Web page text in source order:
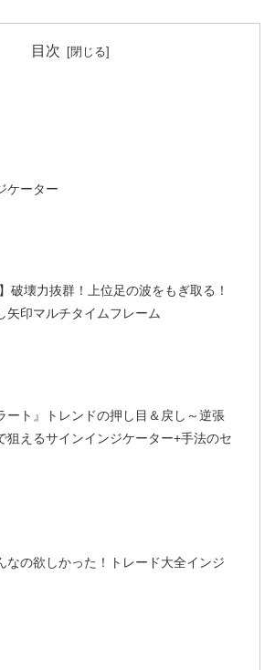
目次
ケーター
破壊力抜群！上位足の波をもぎ取る！
矢印マルチタイムフレーム
ート』トレンドの押し目＆戻し～逆張
狙えるサインインジケーター+手法のセ
なの欲しかった！トレード大全インジ